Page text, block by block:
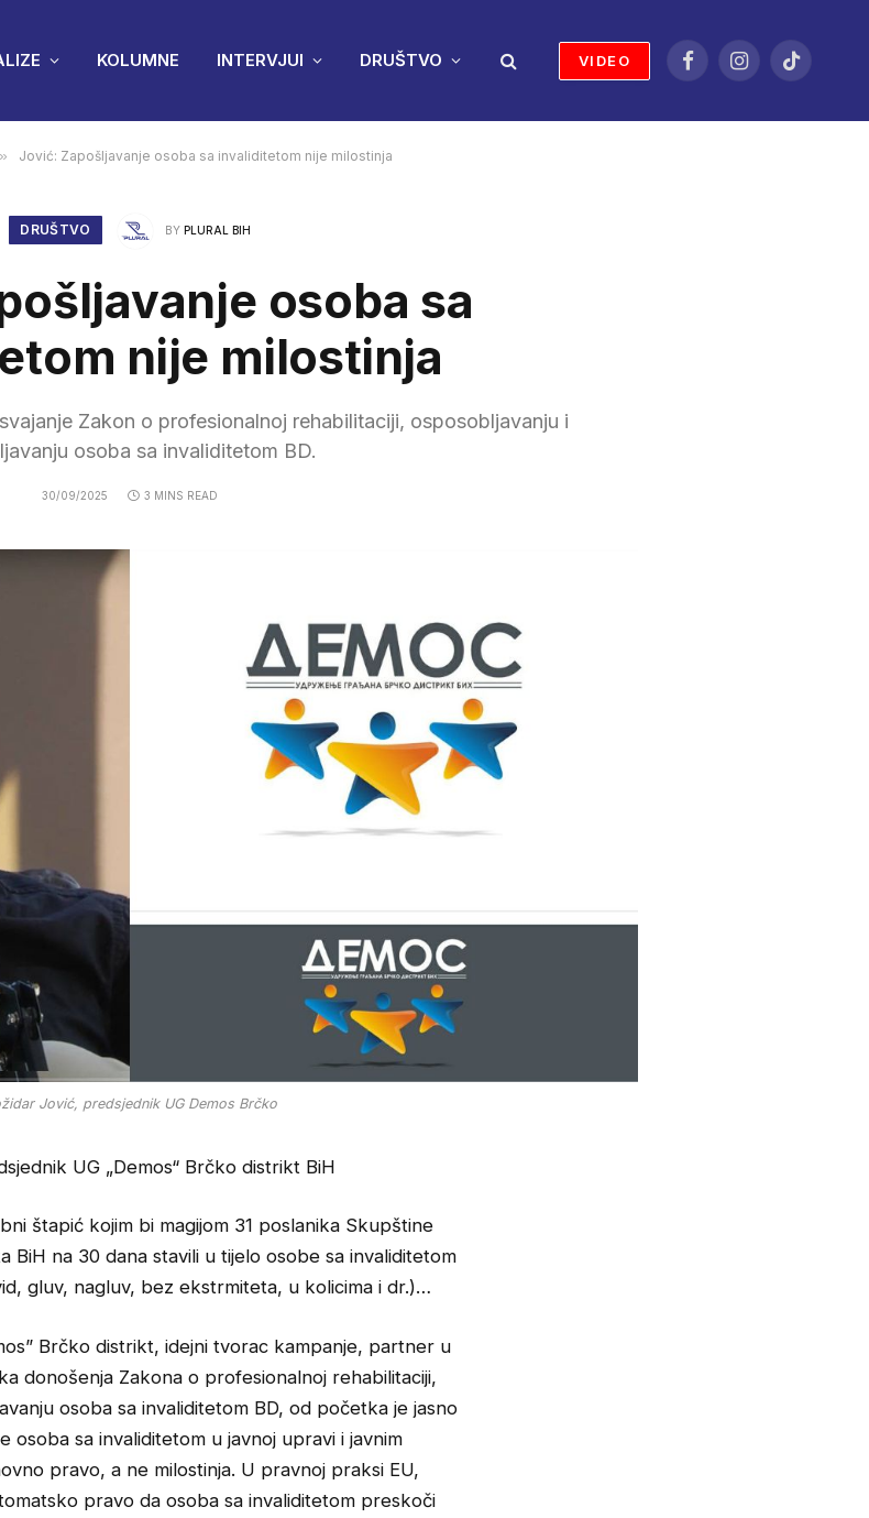
KOLUMNE INTERVJUI DRUŠTVO VIDEO
FacebookInstagramTikTok
» Jović: Zapošljavanje osoba sa invaliditetom nije milostinja
DRUŠTVO BY PLURAL BIH
osoba sa
nije milostinja
Zakon o profesionalnoj rehabilitaciji, osposobljavanju i
osoba sa invaliditetom BD.
30/09/2025 3 MINS READ
Jović, predsjednik UG Demos Brčko
UG „Demos“ Brčko distrikt BiH
štapić kojim bi magijom 31 poslanika Skupštine
BiH na 30 dana stavili u tijelo osobe sa invaliditetom
gluv, nagluv, bez ekstrmiteta, u kolicima i dr.)…
Brčko distrikt, idejni tvorac kampanje, partner u
donošenja Zakona o profesionalnoj rehabilitaciji,
osoba sa invaliditetom BD, od početka je jasno
osoba sa invaliditetom u javnoj upravi i javnim
pravo, a ne milostinja. U pravnoj praksi EU,
pravo da osoba sa invaliditetom preskoči